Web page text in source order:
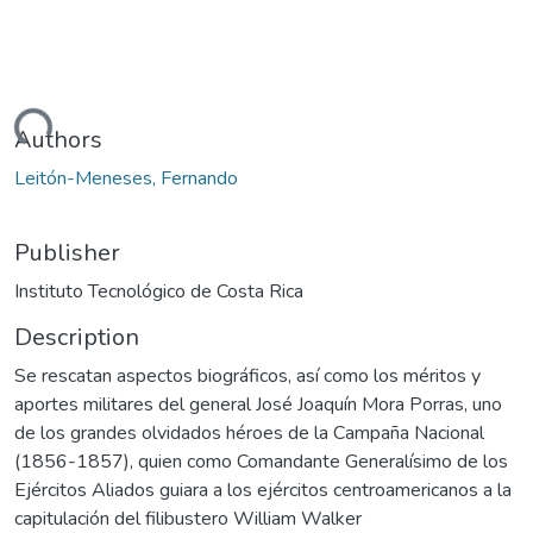
Authors
Leitón-Meneses, Fernando
Publisher
Instituto Tecnológico de Costa Rica
Description
Se rescatan aspectos biográficos, así como los méritos y
aportes militares del general José Joaquín Mora Porras, uno
de los grandes olvidados héroes de la Campaña Nacional
(1856-1857), quien como Comandante Generalísimo de los
Ejércitos Aliados guiara a los ejércitos centroamericanos a la
capitulación del filibustero William Walker